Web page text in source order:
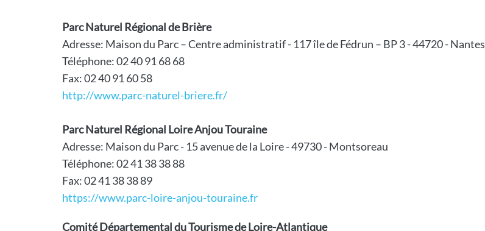
Parc Naturel Régional de Brière
Adresse: Maison du Parc – Centre administratif - 117 île de Fédrun – BP 3 - 44720 - Nantes
Téléphone: 02 40 91 68 68
Fax: 02 40 91 60 58
http://www.parc-naturel-briere.fr/
Parc Naturel Régional Loire Anjou Touraine
Adresse: Maison du Parc - 15 avenue de la Loire - 49730 - Montsoreau
Téléphone: 02 41 38 38 88
Fax: 02 41 38 38 89
https://www.parc-loire-anjou-touraine.fr
Comité Départemental du Tourisme de Loire-Atlantique